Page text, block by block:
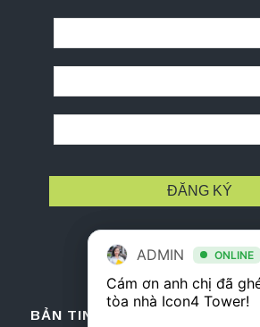
BẢN TIN ICON4 TOWER
ADMIN ONLINE
Cám ơn anh chị đã
tòa nhà Icon4 Tower!
ADMIN ONLINE
Cám ơn anh chị đã
tòa nhà Icon4 Tower!